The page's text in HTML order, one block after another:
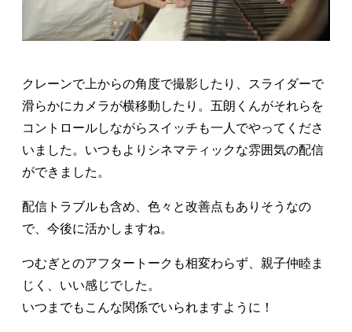
クレーンで上からの角度で撮影したり、スライダーで
滑らかにカメラが横移動したり。五朗くんがそれらを
コントロールしながらスイッチも一人でやってくださ
いました。いつもよりシネマティックな雰囲気の配信
ができました。
配信トラブルも含め、色々と改善点もありそうなの
で、今後に活かしますね。
つむぎとのアフタートークも相変わらず、親子仲睦ま
じく、いい感じでした。
いつまでもこんな関係でいられますように！